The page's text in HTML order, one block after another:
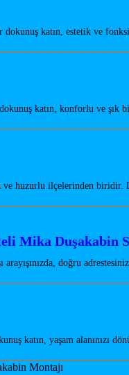
katın, estetik ve
katın, konforlu ve şık
huzurlu ilçelerinden
Mika Duşakabin
doğru
katın, yaşam alanınızı